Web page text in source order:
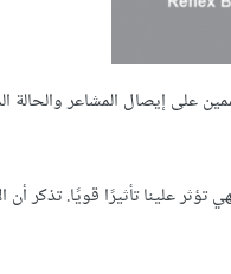
على إيصال المشاعر والحالة
علينا تأثيرًا قويًا. تذكر أن